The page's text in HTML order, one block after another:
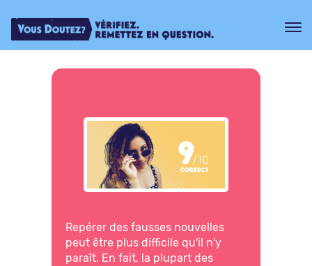
Repérer des fausses nouvelles
peut être plus difficile qu'il n'y
paraît. En fait, la plupart des